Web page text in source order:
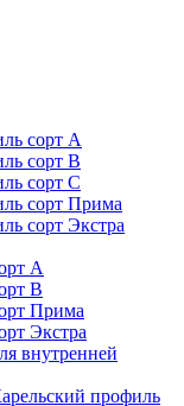
сорт А
сорт В
сорт С
сорт Прима
сорт Экстра
А
В
Прима
Экстра
внутренней
профиль